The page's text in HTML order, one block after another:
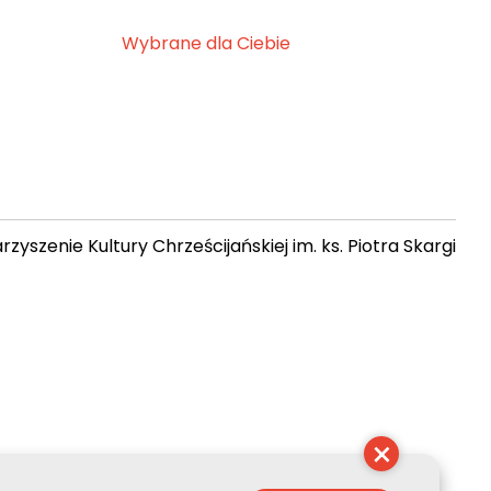
Wybrane dla Ciebie
Kultury Chrześcijańskiej im. ks. Piotra Skargi
×